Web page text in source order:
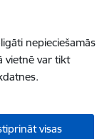
nepieciešamās
vietnē var tikt
visas